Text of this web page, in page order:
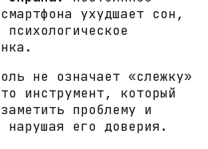
ухудшает сон,
не означает «слежку»
инструмент, который
проблему и
его доверия.